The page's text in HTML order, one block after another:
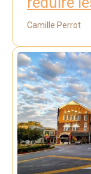
Camille Perrot